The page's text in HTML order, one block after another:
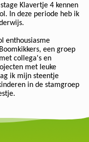
Klavertje 4 kennen
In deze periode heb ik
enthousiasme
een groep
collega's en
met leuke
ik mijn steentje
in de stamgroep